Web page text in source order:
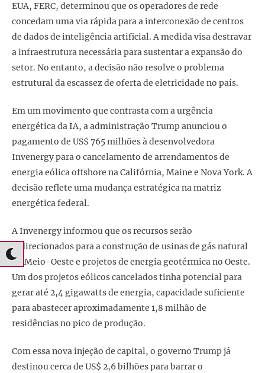
EUA, FERC, determinou que os operadores de rede
concedam uma via rápida para a interconexão de centros
de dados de inteligência artificial. A medida visa destravar
a infraestrutura necessária para sustentar a expansão do
setor. No entanto, a decisão não resolve o problema
estrutural da escassez de oferta de eletricidade no país.
Em um movimento que contrasta com a urgência
energética da IA, a administração Trump anunciou o
pagamento de US$ 765 milhões à desenvolvedora
Invenergy para o cancelamento de arrendamentos de
energia eólica offshore na Califórnia, Maine e Nova York. A
decisão reflete uma mudança estratégica na matriz
energética federal.
A Invenergy informou que os recursos serão
redirecionados para a construção de usinas de gás natural
no Meio-Oeste e projetos de energia geotérmica no Oeste.
Um dos projetos eólicos cancelados tinha potencial para
gerar até 2,4 gigawatts de energia, capacidade suficiente
para abastecer aproximadamente 1,8 milhão de
residências no pico de produção.
Com essa nova injeção de capital, o governo Trump já
destinou cerca de US$ 2,6 bilhões para barrar o